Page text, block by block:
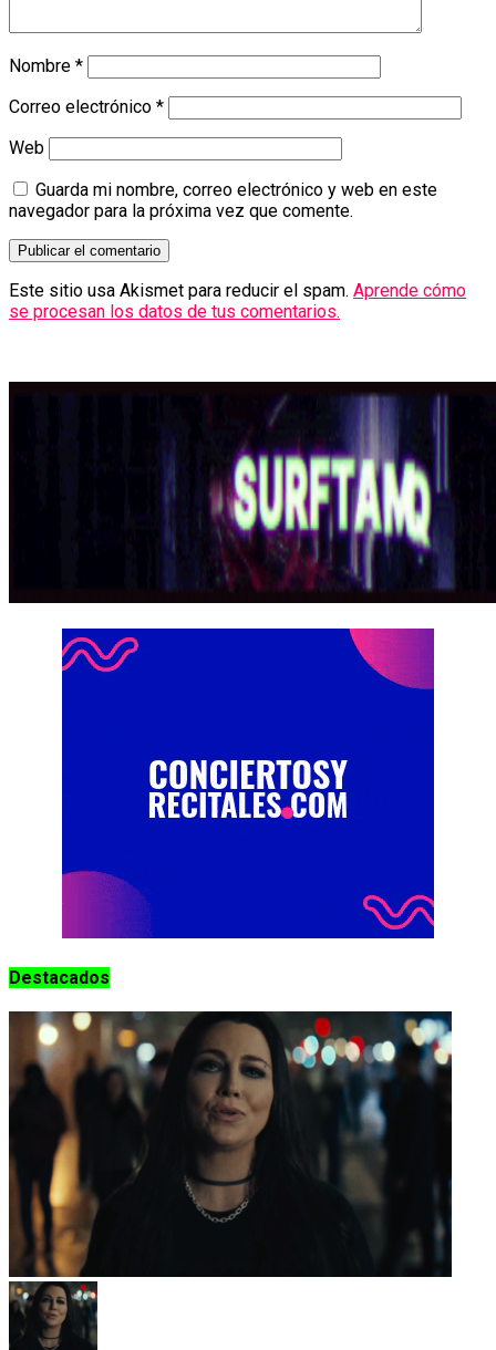
Nombre *
Correo electrónico *
Web
Guarda mi nombre, correo electrónico y web en este
navegador para la próxima vez que comente.
Este sitio usa Akismet para reducir el spam. Aprende cómo
se procesan los datos de tus comentarios.
Destacados